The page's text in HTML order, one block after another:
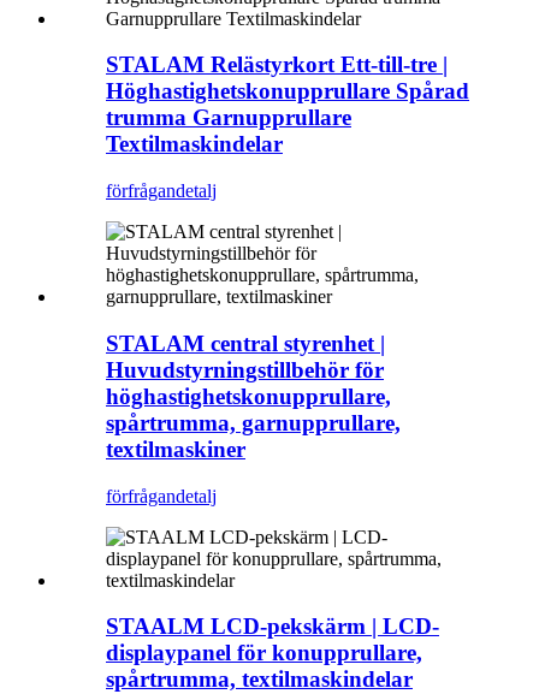
STALAM Relästyrkort Ett-till-tre |
Höghastighetskonupprullare Spårad
trumma Garnupprullare
Textilmaskindelar
förfrågandetalj
STALAM central styrenhet |
Huvudstyrningstillbehör för
höghastighetskonupprullare,
spårtrumma, garnupprullare,
textilmaskiner
förfrågandetalj
STAALM LCD-pekskärm | LCD-
displaypanel för konupprullare,
spårtrumma, textilmaskindelar